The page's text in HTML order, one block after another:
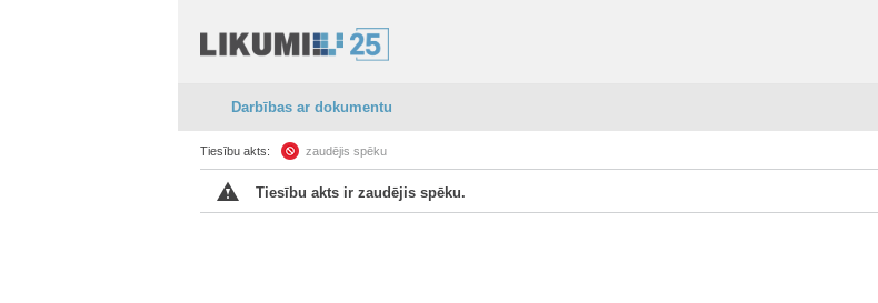
Darbības ar dokumentu
Tiesību akts: zaudējis spēku
Tiesību akts ir zaudējis spēku.